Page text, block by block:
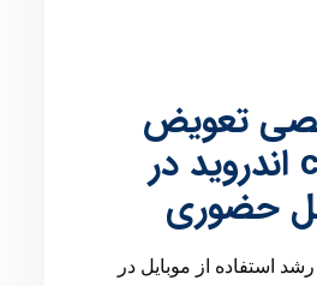
تعویض
هارد و cpu اندروید در
حضوری
استفاده از موبایل در